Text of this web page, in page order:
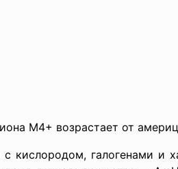
M4+ возрастает от
галогенами и